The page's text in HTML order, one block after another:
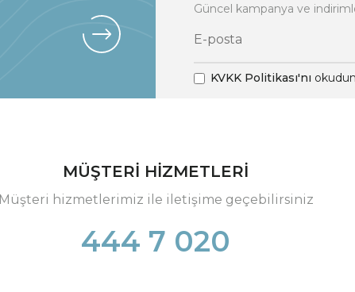
Güncel kampanya ve
KVKK Politikası'nı
MÜŞTERİ HİZMETLERİ
Müşteri hizmetlerimiz ile iletişime geçebilirsiniz
444 7 020